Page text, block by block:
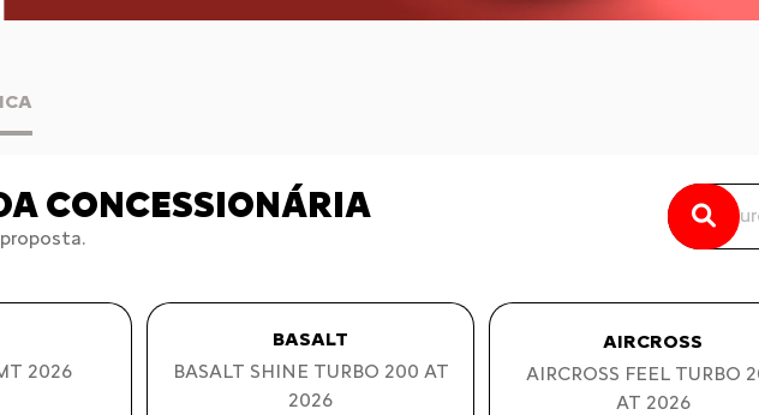
CONCESSIONÁRIA
2026
BASALT
BASALT SHINE TURBO 200 AT
2026
AIRCROSS
AIRCROSS FEEL TURBO
AT 2026